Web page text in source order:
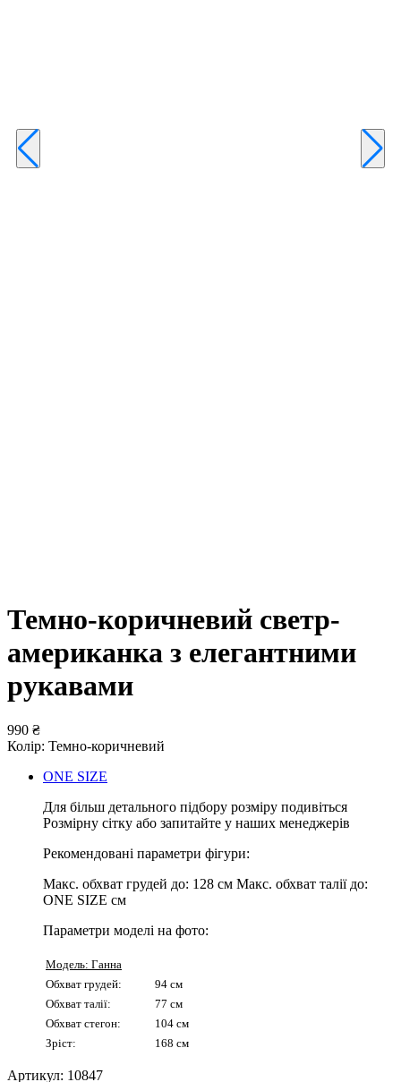
Темно-коричневий светр-
американка з елегантними
рукавами
990 ₴
Колір: Темно-коричневий
ONE SIZE
Для більш детального підбору розміру подивіться
Розмірну сітку або запитайте у наших менеджерів
Рекомендовані параметри фігури:
Макс. обхват грудей до: 128 см Макс. обхват талії до:
ONE SIZE см
Параметри моделі на фото:
Модель: Ганна
Обхват грудей:
94 см
Обхват талії:
77 см
Обхват стегон:
104 см
Зріст:
168 см
Артикул: 10847